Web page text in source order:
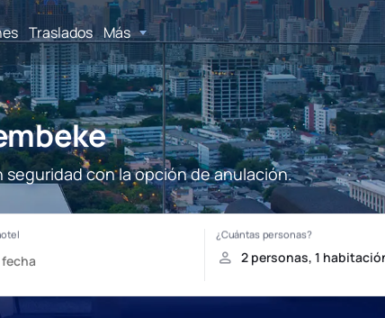
Traslados Más
con la opción de anulación.